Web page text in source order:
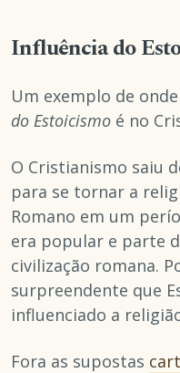
Influência do
Um exemplo de
do Estoicismo é no
O Cristianismo saiu
para se tornar a
Romano em um
era popular e parte
civilização romana.
surpreendente que
influenciado a
Fora as supostas